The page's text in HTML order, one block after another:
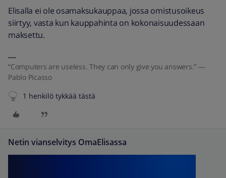
Elisalla ei ole osamaksukauppaa, jossa omistusoikeus
siirtyy, vasta kun kauppahinta on kokonaisuudessaan
maksettu.
“Computers are useless. They can only give you answers.” ―
Pablo Picasso
1 henkilö tykkää tästä
Netin vianselvitys OmaElisassa